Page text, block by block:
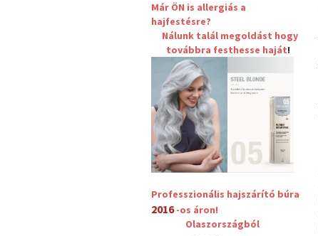
Már ÖN is allergiás a
hajfestésre?
Nálunk talál megoldást hogy
továbbra festhesse haját!
Professzionális hajszárító búra
2016-os áron!
Olaszországból